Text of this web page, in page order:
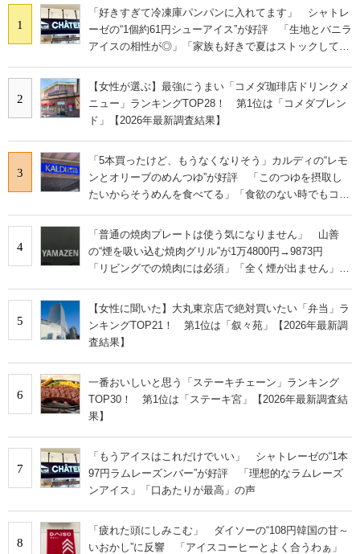
1
「好きすぎて冷凍庫パンパンに入れてます」 シャトレ
ーゼの“1個約61円シューアイス”が好評 「生地とバニラ
アイスの相性が◎」「家族も好きで夏はストックして
2
【女性が選ぶ】最強にうまい「コメダ珈琲店ドリンクメ
ニュー」ランキングTOP28！ 第1位は「コメダブレン
ド」【2026年最新調査結果】
3
「5本買ったけど、もうなくなりそう」カルディの“レモ
ンとオリーブのめんつゆ”が好評 「このつゆを摂取し
たいからそうめんを食べてる」「食欲のない時でもコレ
4
「普通の焼肉プレートは使う気になりません」 山善
の“煙を吸い込む焼肉グリル”が1万4800円→9873円
「リビングでの焼肉には必須」「全く煙が出ません」と
5
【女性に聞いた】大丸東京店で絶対買いたい「弁当」ラ
ンキングTOP21！ 第1位は「叙々苑」【2026年最新調
査結果】
6
一番おいしいと思う「ステーキチェーン」ランキング
TOP30！ 第1位は「ステーキ宮」【2026年最新調査結
果】
7
「もうアイスはこれだけでいい」 シャトレーゼの“1本
97円ラムレーズンバー”が好評 「理想的なラムレーズ
ンアイス」「口あたりが最高」の声
8
「疲れた頭にしみこむ」 ダイソーの“108円韓国の甘～
いおかし”に反響 「アイスコーヒーとよく合うわぁ」